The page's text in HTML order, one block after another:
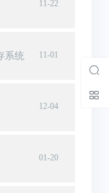
11-22
11-01
系统
12-04
01-20